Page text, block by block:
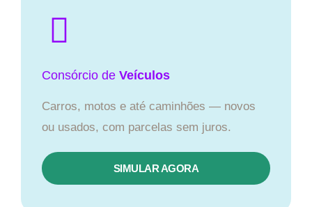
Consórcio de Veículos
Carros, motos e até caminhões — novos
ou usados, com parcelas sem juros.
SIMULAR AGORA